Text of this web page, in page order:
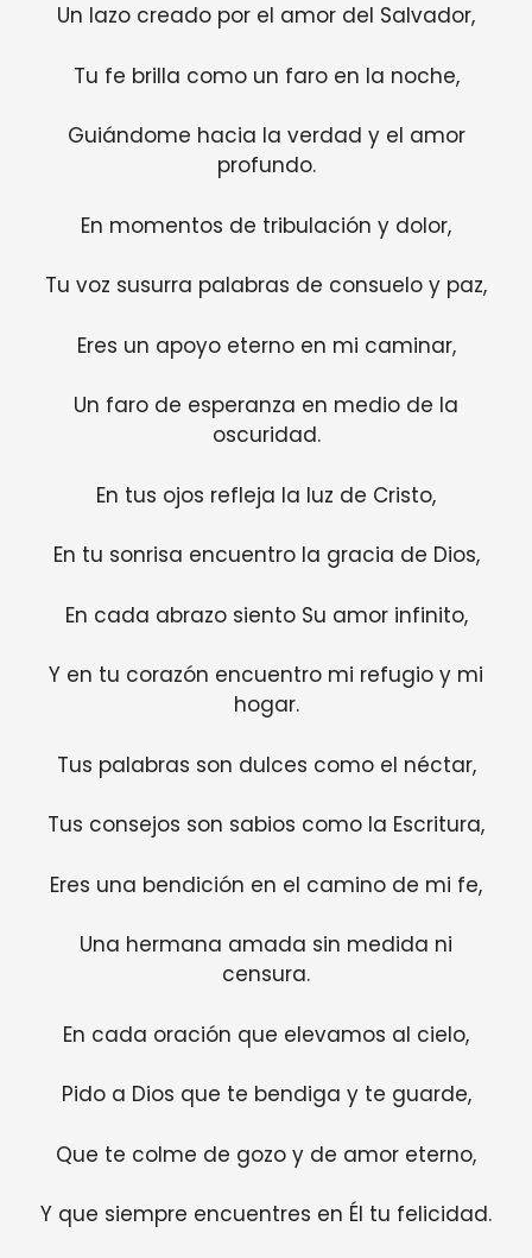
Un lazo creado por el amor del Salvador,
Tu fe brilla como un faro en la noche,
Guiándome hacia la verdad y el amor
profundo.
En momentos de tribulación y dolor,
Tu voz susurra palabras de consuelo y paz,
Eres un apoyo eterno en mi caminar,
Un faro de esperanza en medio de la
oscuridad.
En tus ojos refleja la luz de Cristo,
En tu sonrisa encuentro la gracia de Dios,
En cada abrazo siento Su amor infinito,
Y en tu corazón encuentro mi refugio y mi
hogar.
Tus palabras son dulces como el néctar,
Tus consejos son sabios como la Escritura,
Eres una bendición en el camino de mi fe,
Una hermana amada sin medida ni
censura.
En cada oración que elevamos al cielo,
Pido a Dios que te bendiga y te guarde,
Que te colme de gozo y de amor eterno,
Y que siempre encuentres en Él tu felicidad.